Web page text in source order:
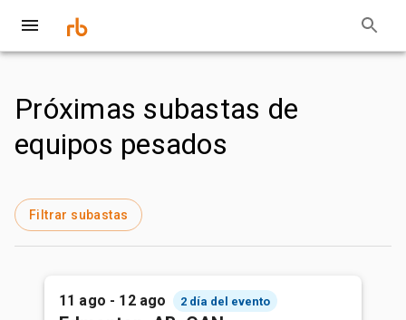
Próximas subastas de
equipos pesados
Filtrar subastas
11 ago - 12 ago 2 día del evento